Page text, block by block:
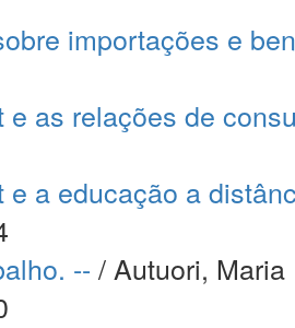
importações e
e as relações de
e a educação a
-- / Autuori,